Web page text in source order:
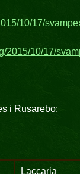
10/17/
2015/10/17/
i Rusarebo:
Laccaria